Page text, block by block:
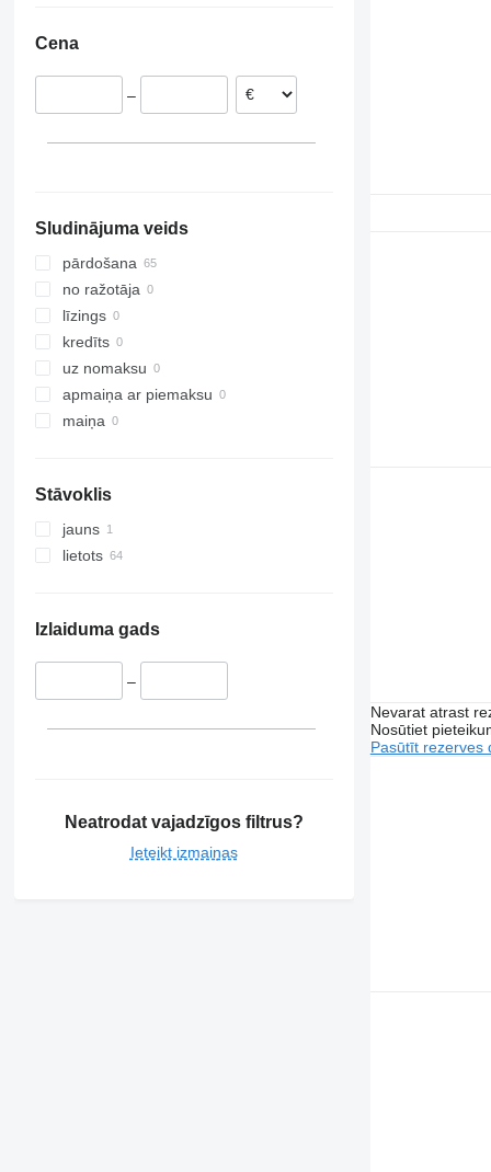
Cena
–
Sludinājuma veids
pārdošana
no ražotāja
līzings
kredīts
uz nomaksu
apmaiņa ar piemaksu
maiņa
Stāvoklis
jauns
lietots
Izlaiduma gads
–
Neatrodat vajadzīgos filtrus?
Ieteikt izmaiņas
Nevarat atrast
Nosūtiet
Pasūtīt rezerves